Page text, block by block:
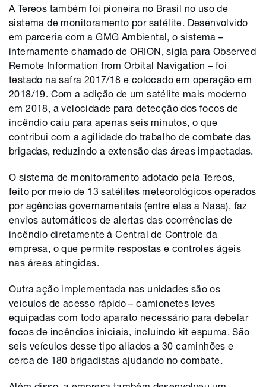
A Tereos também foi pioneira no Brasil no uso de
sistema de monitoramento por satélite. Desenvolvido
em parceria com a GMG Ambiental, o sistema –
internamente chamado de ORION, sigla para Observed
Remote Information from Orbital Navigation – foi
testado na safra 2017/18 e colocado em operação em
2018/19. Com a adição de um satélite mais moderno
em 2018, a velocidade para detecção dos focos de
incêndio caiu para apenas seis minutos, o que
contribui com a agilidade do trabalho de combate das
brigadas, reduzindo a extensão das áreas impactadas.
O sistema de monitoramento adotado pela Tereos,
feito por meio de 13 satélites meteorológicos operados
por agências governamentais (entre elas a Nasa), faz
envios automáticos de alertas das ocorrências de
incêndio diretamente à Central de Controle da
empresa, o que permite respostas e controles ágeis
nas áreas atingidas.
Outra ação implementada nas unidades são os
veículos de acesso rápido – camionetes leves
equipadas com todo aparato necessário para debelar
focos de incêndios iniciais, incluindo kit espuma. São
seis veículos desse tipo aliados a 30 caminhões e
cerca de 180 brigadistas ajudando no combate.